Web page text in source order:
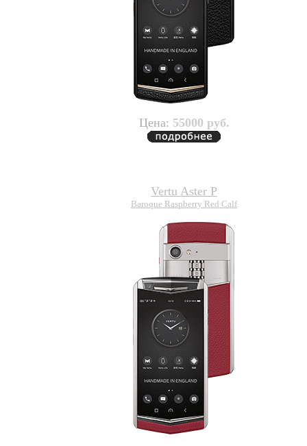
Цена: 55000 руб.
Vertu Aster P
Baroque Raspberry Red Calf